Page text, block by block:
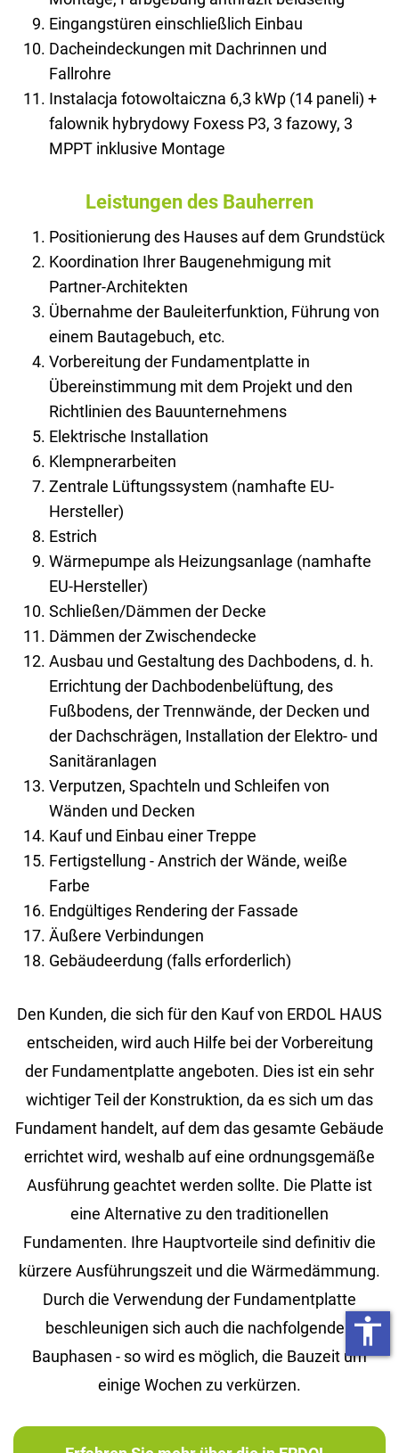
Eingangstüren einschließlich Einbau
Dacheindeckungen mit Dachrinnen und
Fallrohre
Instalacja fotowoltaiczna 6,3 kWp (14 paneli) +
falownik hybrydowy Foxess P3, 3 fazowy, 3
MPPT inklusive Montage
Leistungen des Bauherren
Positionierung des Hauses auf dem Grundstück
Koordination Ihrer Baugenehmigung mit
Partner-Architekten
Übernahme der Bauleiterfunktion, Führung von
einem Bautagebuch, etc.
Vorbereitung der Fundamentplatte in
Übereinstimmung mit dem Projekt und den
Richtlinien des Bauunternehmens
Elektrische Installation
Klempnerarbeiten
Zentrale Lüftungssystem (namhafte EU-
Hersteller)
Estrich
Wärmepumpe als Heizungsanlage (namhafte
EU-Hersteller)
Schließen/Dämmen der Decke
Dämmen der Zwischendecke
Ausbau und Gestaltung des Dachbodens, d. h.
Errichtung der Dachbodenbelüftung, des
Fußbodens, der Trennwände, der Decken und
der Dachschrägen, Installation der Elektro- und
Sanitäranlagen
Verputzen, Spachteln und Schleifen von
Wänden und Decken
Kauf und Einbau einer Treppe
Fertigstellung - Anstrich der Wände, weiße
Farbe
Endgültiges Rendering der Fassade
Äußere Verbindungen
Gebäudeerdung (falls erforderlich)
Den Kunden, die sich für den Kauf von ERDOL HAUS
entscheiden, wird auch Hilfe bei der Vorbereitung
der Fundamentplatte angeboten. Dies ist ein sehr
wichtiger Teil der Konstruktion, da es sich um das
Fundament handelt, auf dem das gesamte Gebäude
errichtet wird, weshalb auf eine ordnungsgemäße
Ausführung geachtet werden sollte. Die Platte ist
eine Alternative zu den traditionellen
Fundamenten. Ihre Hauptvorteile sind definitiv die
kürzere Ausführungszeit und die Wärmedämmung.
Durch die Verwendung der Fundamentplatte
beschleunigen sich auch die nachfolgenden
Bauphasen - so wird es möglich, die Bauzeit um
einige Wochen zu verkürzen.
accessibility